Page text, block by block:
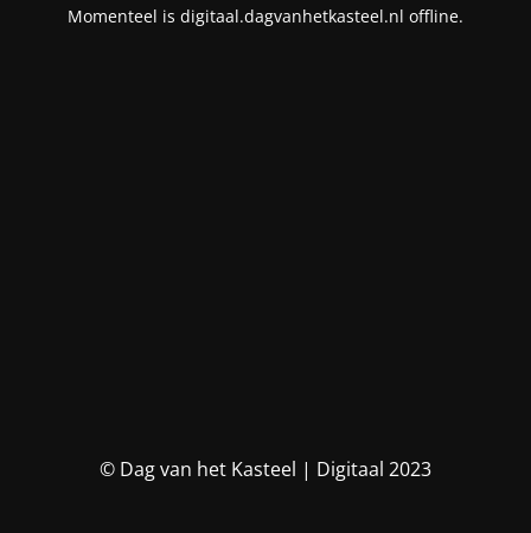
Momenteel is digitaal.dagvanhetkasteel.nl offline.
© Dag van het Kasteel | Digitaal 2023